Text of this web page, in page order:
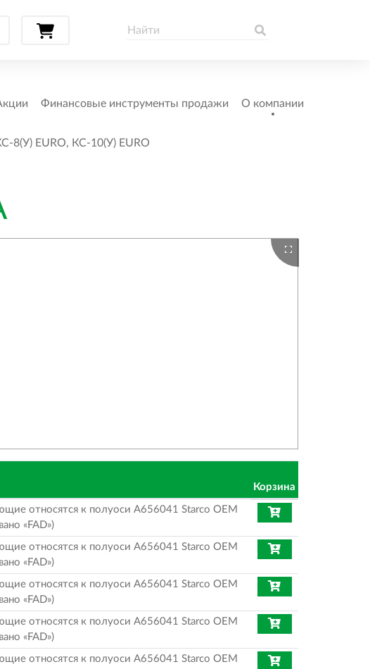
Финансовые инструменты продажи О компании
8(У) EURO, КС-10(У) EURO
Корзина
относятся к полуоси A656041 Starco OEM
«FAD»)
относятся к полуоси A656041 Starco OEM
«FAD»)
относятся к полуоси A656041 Starco OEM
«FAD»)
относятся к полуоси A656041 Starco OEM
«FAD»)
относятся к полуоси A656041 Starco OEM